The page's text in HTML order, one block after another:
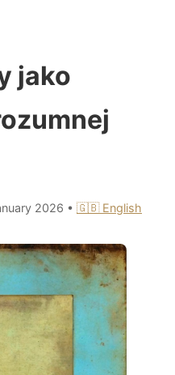
jako
2026 • 🇬🇧 English